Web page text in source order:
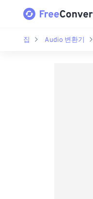
집 Audio 변환기